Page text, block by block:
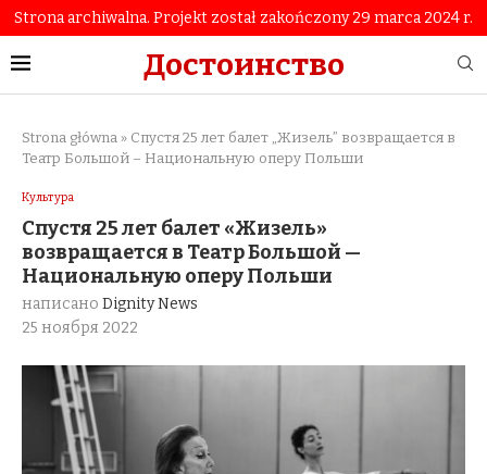
Strona archiwalna. Projekt został zakończony 29 marca 2024 r.
Достоинство
Strona główna » Спустя 25 лет балет „Жизель” возвращается в
Театр Большой – Национальную оперу Польши
Культура
Спустя 25 лет балет «Жизель»
возвращается в Театр Большой —
Национальную оперу Польши
написано Dignity News
25 ноября 2022